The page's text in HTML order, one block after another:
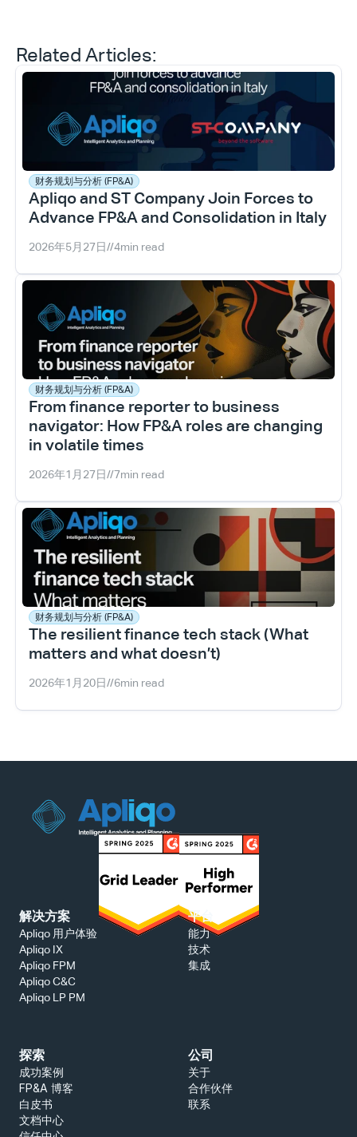
Related Articles:
财务规划与分析 (FP&A)
Apliqo and ST Company Join Forces to
Advance FP&A and Consolidation in Italy
2026年5月27日//4min read
财务规划与分析 (FP&A)
From finance reporter to business
navigator: How FP&A roles are changing
in volatile times
2026年1月27日//7min read
财务规划与分析 (FP&A)
The resilient finance tech stack (What
matters and what doesn’t)
2026年1月20日//6min read
解决方案
Apliqo 用户体验
Apliqo IX
Apliqo FPM
Apliqo C&C
Apliqo LP PM
平台
能力
技术
集成
探索
成功案例
FP&A 博客
白皮书
文档中心
公司
关于
合作伙伴
联系